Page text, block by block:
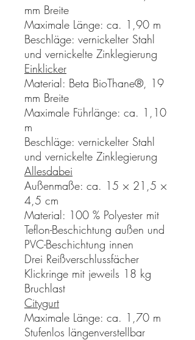
mm Breite
Maximale Länge: ca. 1,90 m
Beschläge: vernickelter Stahl
und vernickelte Zinklegierung
Einklicker
Material: Beta BioThane®, 19
mm Breite
Maximale Führlänge: ca. 1,10
m
Beschläge: vernickelter Stahl
und vernickelte Zinklegierung
Allesdabei
Außenmaße: ca. 15 × 21,5 ×
4,5 cm
Material: 100 % Polyester mit
Teflon-Beschichtung außen und
PVC-Beschichtung innen
Drei Reißverschlussfächer
Klickringe mit jeweils 18 kg
Bruchlast
Citygurt
Maximale Länge: ca. 1,70 m
Stufenlos längenverstellbar